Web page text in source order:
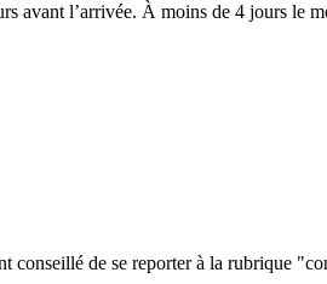
avant l’arrivée. À moins de 4 jours le
conseillé de se reporter à la rubrique